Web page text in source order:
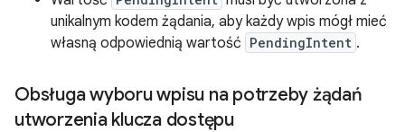
unikalnym kodem żądania, aby każdy wpis mógł mieć
własną odpowiednią wartość PendingIntent .
Obsługa wyboru wpisu na potrzeby żądań
utworzenia klucza dostępu